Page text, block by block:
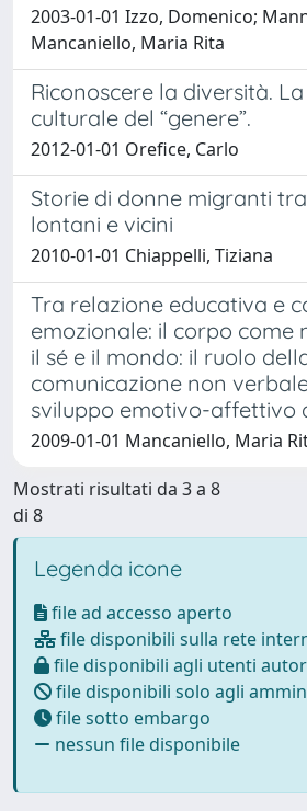
2003-01-01 Izzo, Domenico;
Mancaniello, Maria Rita
Riconoscere la diversità.
culturale del “genere”.
2012-01-01 Orefice, Carlo
Storie di donne migranti
lontani e vicini
2010-01-01 Chiappelli, Tiziana
Tra relazione educativa e
emozionale: il corpo come
il sé e il mondo: il ruolo
comunicazione non
sviluppo emotivo-affettivo
2009-01-01 Mancaniello, Maria
Mostrati risultati da 3 a 8
di 8
Legenda icone
file ad accesso aperto
file disponibili sulla rete
file disponibili agli utenti
file disponibili solo agli
file sotto embargo
nessun file disponibile